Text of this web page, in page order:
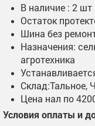
В наличие : 2 шт
Остаток
Шина без
Назначения:
агротехника
Склад:Тальное,
Цена нал по
Условия оплаты и